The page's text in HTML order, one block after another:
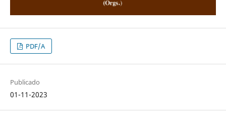
PDF/A
Publicado
01-11-2023